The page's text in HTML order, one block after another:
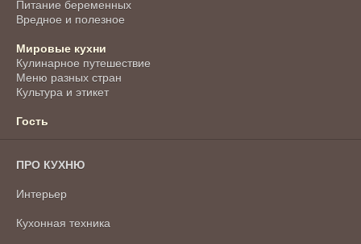
Питание беременных
Вредное и полезное
Мировые кухни
Кулинарное путешествие
Меню разных стран
Культура и этикет
Гость
ПРО КУХНЮ
Интерьер
Кухонная техника